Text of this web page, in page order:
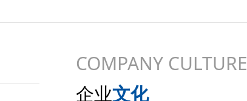
COMPANY CULTURE
企业文化